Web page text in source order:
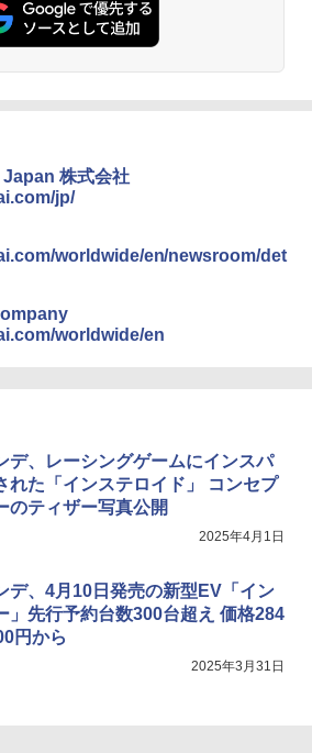
株式会社
jp/
worldwide/en/newsroom/det
worldwide/en
デ、レーシングゲームにインスパ
れた「インステロイド」 コンセプ
のティザー写真公開
2025年4月1日
デ、4月10日発売の新型EV「イン
」先行予約台数300台超え 価格284
円から
2025年3月31日